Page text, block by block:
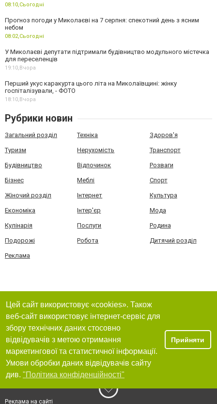
08:10, Сьогодні
Прогноз погоди у Миколаєві на 7 серпня: спекотний день з ясним
небом
08:02, Сьогодні
У Миколаєві депутати підтримали будівництво модульного містечка
для переселенців
19:10, Вчора
Перший укус каракурта цього літа на Миколаївщині: жінку
госпіталізували, - ФОТО
18:10, Вчора
Рубрики новин
Загальний розділ Техніка Здоров'я
Туризм Нерухомість Транспорт
Будівництво Відпочинок Розваги
Бізнес Меблі Спорт
Жіночий розділ Інтернет Культура
Економіка Інтер'єр Мода
Кулінарія Послуги Родина
Подорожі Робота Дитячий розділ
Реклама
Цей сайт використовує «cookies». Також
веб-сайт використовує інтернет-сервіс для
збору технічних даних стосовно
відвідувачів з метою отримання
маркетингової та статистичної інформації.
Умови обробки даних відвідувачів сайту
див. "Політика конфіденційності"
Прийняти
Реклама на сайті